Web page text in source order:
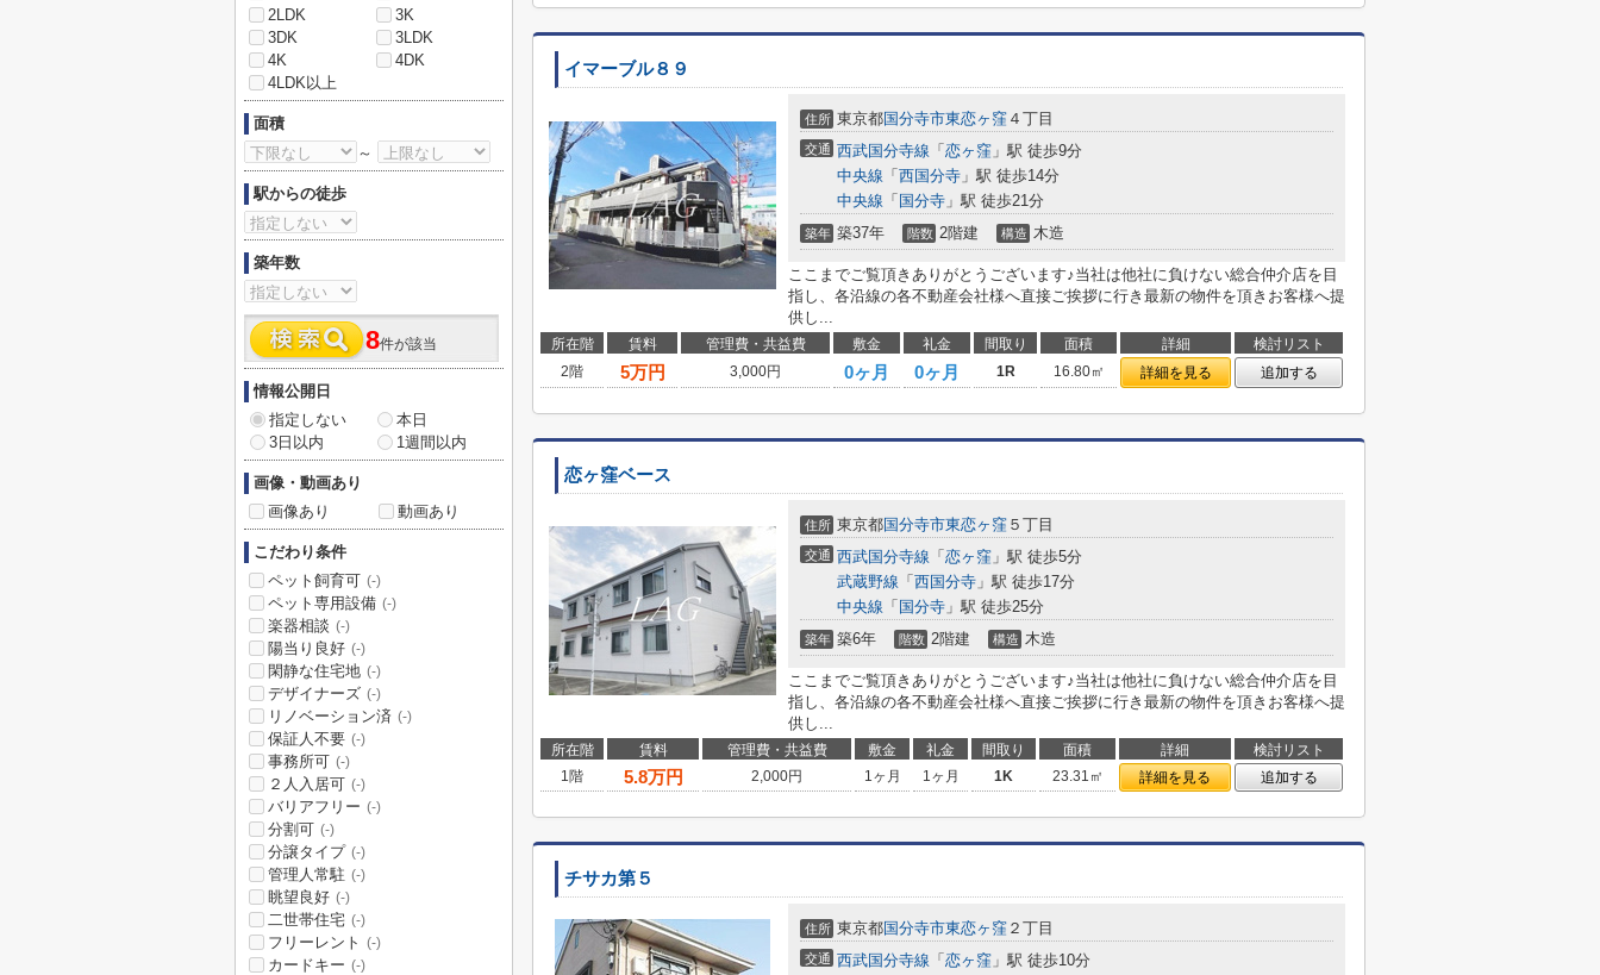
イマーブル８９
住所 東京都国分寺市東恋ヶ窪 ４丁目
交通 西武国分寺線 「 恋ヶ窪 」駅 徒歩9分
中央線 「 西国分寺 」駅 徒歩14分
中央線 「 国分寺 」駅 徒歩21分
築年 築37年 階数 2階建 構造 木造
ここまでご覧頂きありがとうございます♪当社は他社に負けない総合仲介店を目
指し、各沿線の各不動産会社様へ直接ご挨拶に行き最新の物件を頂きお客様へ提
供し...
所在階 賃料 管理費・共益費 敷金 礼金 間取り 面積 詳細
検討リスト
2階
5万円 3,000円 0ヶ月 0ヶ月 1R 16.80㎡ 詳細を見る 追加する
恋ヶ窪ベース
住所 東京都国分寺市東恋ヶ窪 ５丁目
交通 西武国分寺線 「 恋ヶ窪 」駅 徒歩5分
武蔵野線 「 西国分寺 」駅 徒歩17分
中央線 「 国分寺 」駅 徒歩25分
築年 築6年 階数 2階建 構造 木造
ここまでご覧頂きありがとうございます♪当社は他社に負けない総合仲介店を目
指し、各沿線の各不動産会社様へ直接ご挨拶に行き最新の物件を頂きお客様へ提
供し...
所在階 賃料 管理費・共益費 敷金 礼金 間取り 面積 詳細
検討リスト
1階
5.8万円 2,000円 1ヶ月 1ヶ月 1K 23.31㎡ 詳細を見る 追加する
チサカ第５
住所 東京都国分寺市東恋ヶ窪 ２丁目
交通 西武国分寺線 「 恋ヶ窪 」駅 徒歩10分
2LDK
3K
3DK
3LDK
4K
4DK
4LDK以上
面積
～
駅からの徒歩
築年数
8件が該当
情報公開日
指定しない
本日
3日以内
1週間以内
画像・動画あり
画像あり
動画あり
こだわり条件
ペット飼育可 (-)
ペット専用設備 (-)
楽器相談 (-)
陽当り良好 (-)
閑静な住宅地 (-)
デザイナーズ (-)
リノベーション済 (-)
保証人不要 (-)
事務所可 (-)
２人入居可 (-)
バリアフリー (-)
分割可 (-)
分譲タイプ (-)
管理人常駐 (-)
眺望良好 (-)
二世帯住宅 (-)
フリーレント (-)
カードキー (-)